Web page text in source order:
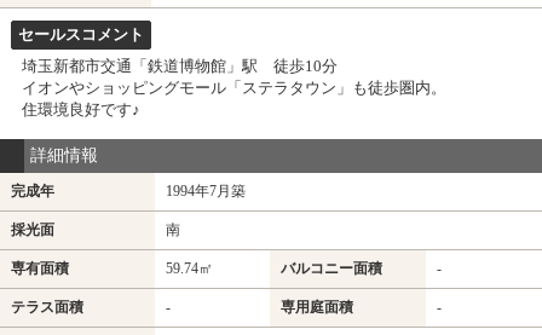
セールスコメント
埼玉新都市交通「鉄道博物館」駅 徒歩10分
イオンやショッピングモール「ステラタウン」も徒歩圏内。
住環境良好です♪
詳細情報
完成年 1994年7月築
採光面 南
専有面積 59.74㎡ バルコニー面積 -
テラス面積 - 専用庭面積 -